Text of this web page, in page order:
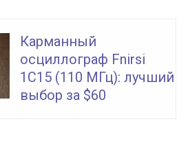
Карманный
осциллограф Fnirsi
1С15 (110 МГц): лучший
выбор за $60